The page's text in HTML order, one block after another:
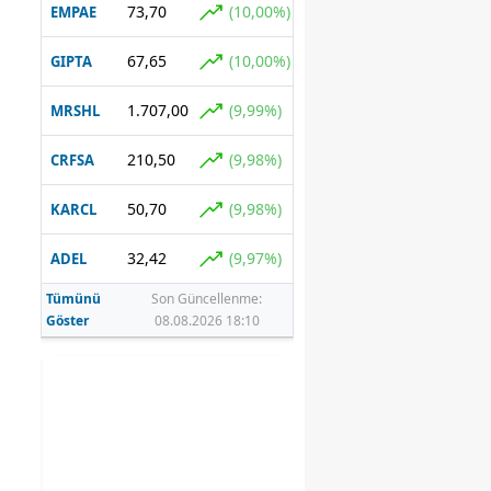
EMPAE 73,70 (10,00%)
GIPTA 67,65 (10,00%)
MRSHL 1.707,00 (9,99%)
CRFSA 210,50 (9,98%)
KARCL 50,70 (9,98%)
ADEL 32,42 (9,97%)
Tümünü
Göster
Son Güncellenme:
08.08.2026 18:10